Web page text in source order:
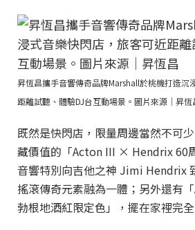
昇恆昌攜手音響傳奇品牌Marshall於桃機打造沉
距離試聽、體驗DJ台互動場景。圖片來源｜昇恆
既然是快閃店，限量周邊當然不可
藏價值的「Acton III × Hendrix 60
音響特別向吉他之神 Jimi Hendrix
搖滾傳奇元素融為一體；另外還有
勃根地酒紅限定色」，擺在家裡完